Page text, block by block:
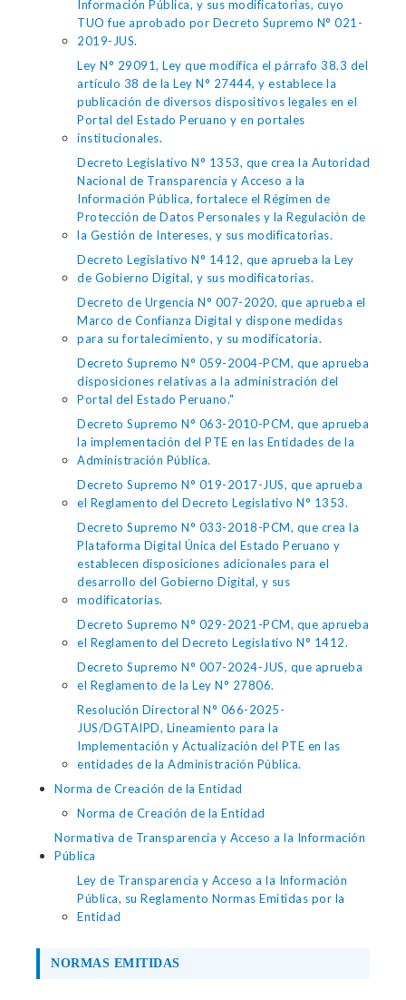
Información Pública, y sus modificatorias, cuyo
TUO fue aprobado por Decreto Supremo N° 021-
2019-JUS.
Ley N° 29091, Ley que modifica el párrafo 38.3 del
artículo 38 de la Ley N° 27444, y establece la
publicación de diversos dispositivos legales en el
Portal del Estado Peruano y en portales
institucionales.
Decreto Legislativo N° 1353, que crea la Autoridad
Nacional de Transparencia y Acceso a la
Información Pública, fortalece el Régimen de
Protección de Datos Personales y la Regulación de
la Gestión de Intereses, y sus modificatorias.
Decreto Legislativo N° 1412, que aprueba la Ley
de Gobierno Digital, y sus modificatorias.
Decreto de Urgencia N° 007-2020, que aprueba el
Marco de Confianza Digital y dispone medidas
para su fortalecimiento, y su modificatoria.
Decreto Supremo N° 059-2004-PCM, que aprueba
disposiciones relativas a la administración del
Portal del Estado Peruano."
Decreto Supremo N° 063-2010-PCM, que aprueba
la implementación del PTE en las Entidades de la
Administración Pública.
Decreto Supremo N° 019-2017-JUS, que aprueba
el Reglamento del Decreto Legislativo N° 1353.
Decreto Supremo N° 033-2018-PCM, que crea la
Plataforma Digital Única del Estado Peruano y
establecen disposiciones adicionales para el
desarrollo del Gobierno Digital, y sus
modificatorias.
Decreto Supremo N° 029-2021-PCM, que aprueba
el Reglamento del Decreto Legislativo N° 1412.
Decreto Supremo N° 007-2024-JUS, que aprueba
el Reglamento de la Ley N° 27806.
Resolución Directoral N° 066-2025-
JUS/DGTAIPD, Lineamiento para la
Implementación y Actualización del PTE en las
entidades de la Administración Pública.
Norma de Creación de la Entidad
Norma de Creación de la Entidad
Normativa de Transparencia y Acceso a la Información
Pública
Ley de Transparencia y Acceso a la Información
Pública, su Reglamento Normas Emitidas por la
Entidad
NORMAS EMITIDAS